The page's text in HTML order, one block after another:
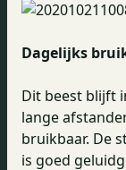
Dagelijks
Dit beest blijft
lange
bruikbaar. De
is goed